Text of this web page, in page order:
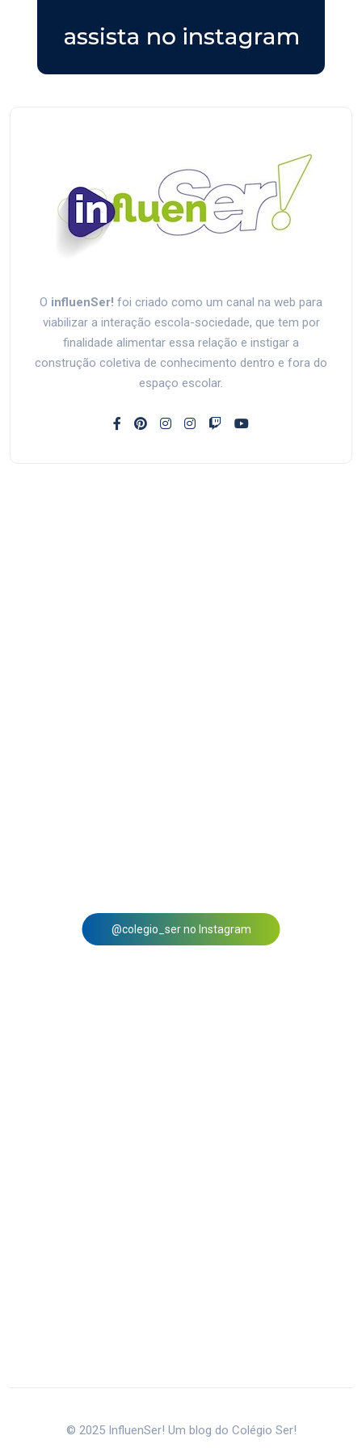
O influenSer! foi criado como um canal na web para
viabilizar a interação escola-sociedade, que tem por
finalidade alimentar essa relação e instigar a
construção coletiva de conhecimento dentro e fora do
espaço escolar.
@colegio_ser no Instagram
© 2025 InfluenSer! Um blog do Colégio Ser!